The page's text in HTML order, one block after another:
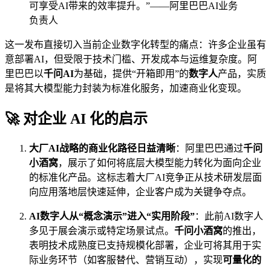
可享受AI带来的效率提升。”——阿里巴巴AI业务
负责人
这一发布直接切入当前企业数字化转型的痛点：许多企业虽有
意部署AI，但受限于技术门槛、开发成本与运维复杂度。阿
里巴巴以千问AI为基础，提供“开箱即用”的数字人产品，实质
是将其大模型能力封装为标准化服务，加速商业化变现。
🚀 对企业 AI 化的启示
大厂AI战略的商业化路径日益清晰：阿里巴巴通过千问
小酒窝，展示了如何将底层大模型能力转化为面向企业
的标准化产品。这标志着大厂AI竞争正从技术研发层面
向应用落地层快速延伸，企业客户成为关键争夺点。
AI数字人从“概念演示”进入“实用阶段”：此前AI数字人
多见于展会演示或特定场景试点。 千问小酒窝的推出，
表明技术成熟度已支持规模化部署，企业可将其用于实
际业务环节（如客服替代、营销互动），实现可量化的